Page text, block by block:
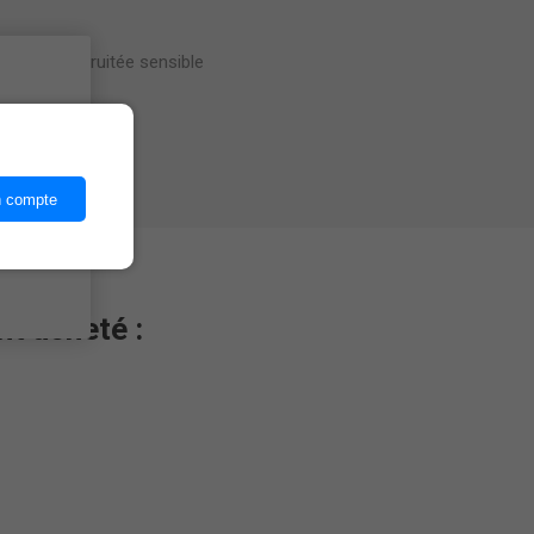
douceur fruitée sensible
l'apéritif.
acheté :
compte